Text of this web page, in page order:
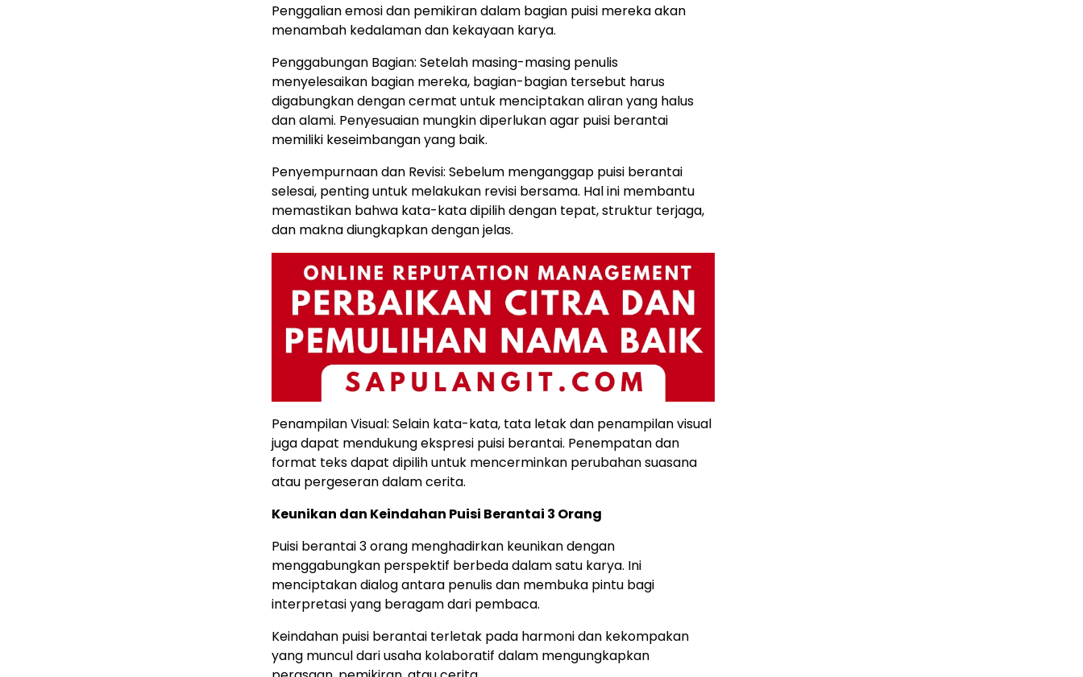
Penggalian emosi dan pemikiran dalam bagian puisi mereka akan
menambah kedalaman dan kekayaan karya.
Penggabungan Bagian: Setelah masing-masing penulis
menyelesaikan bagian mereka, bagian-bagian tersebut harus
digabungkan dengan cermat untuk menciptakan aliran yang halus
dan alami. Penyesuaian mungkin diperlukan agar puisi berantai
memiliki keseimbangan yang baik.
Penyempurnaan dan Revisi: Sebelum menganggap puisi berantai
selesai, penting untuk melakukan revisi bersama. Hal ini membantu
memastikan bahwa kata-kata dipilih dengan tepat, struktur terjaga,
dan makna diungkapkan dengan jelas.
Penampilan Visual: Selain kata-kata, tata letak dan penampilan visual
juga dapat mendukung ekspresi puisi berantai. Penempatan dan
format teks dapat dipilih untuk mencerminkan perubahan suasana
atau pergeseran dalam cerita.
Keunikan dan Keindahan Puisi Berantai 3 Orang
Puisi berantai 3 orang menghadirkan keunikan dengan
menggabungkan perspektif berbeda dalam satu karya. Ini
menciptakan dialog antara penulis dan membuka pintu bagi
interpretasi yang beragam dari pembaca.
Keindahan puisi berantai terletak pada harmoni dan kekompakan
yang muncul dari usaha kolaboratif dalam mengungkapkan